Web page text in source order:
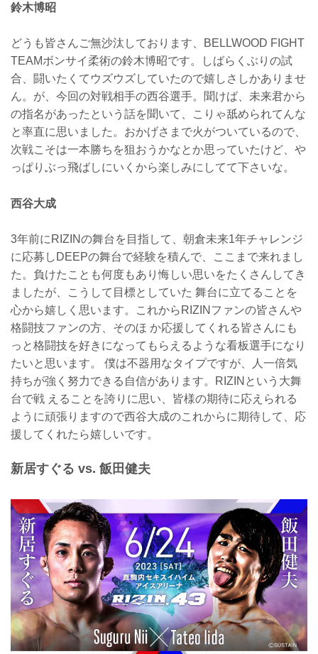
鈴木博昭
どうも皆さんご無沙汰しております、BELLWOOD FIGHT
TEAMボンサイ柔術の鈴木博昭です。しばらくぶりの試
合、闘いたくてウズウズしていたので嬉しさしかありませ
ん。が、今回の対戦相手の西谷選手。聞けば、未来君から
の指名があったという話を聞いて、こりゃ舐められてんな
と率直に思いました。おかげさまで火がついているので、
次戦こそは一本勝ちを狙おうかなとか思っていたけど、や
っぱりぶっ飛ばしにいくから楽しみにしてて下さいな。
西谷大成
3年前にRIZINの舞台を目指して、朝倉未来1年チャレンジ
に応募しDEEPの舞台で経験を積んで、ここまで来れまし
た。負けたことも何度もあり悔しい思いをたくさんしてき
ましたが、こうして目標としていた 舞台に立てることを
心から嬉しく思います。これからRIZINファンの皆さんや
格闘技ファンの方、そのほ か応援してくれる皆さんにも
っと格闘技を好きになってもらえるような看板選手になり
たいと思います。 僕は不器用なタイプですが、人一倍気
持ちが強く努力できる自信があります。RIZINという大舞
台で戦 えることを誇りに思い、皆様の期待に応えられる
ように頑張りますので西谷大成のこれからに期待して、応
援してくれたら嬉しいです。
新居すぐる vs. 飯田健夫